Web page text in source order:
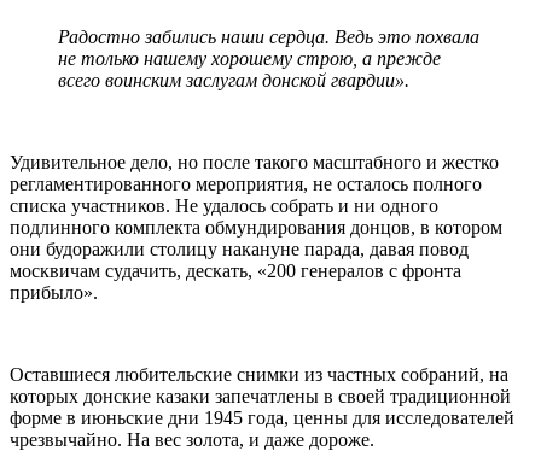
Радостно забились наши сердца. Ведь это похвала
не только нашему хорошему строю, а прежде
всего воинским заслугам донской гвардии».
Удивительное дело, но после такого масштабного и жестко
регламентированного мероприятия, не осталось полного
списка участников. Не удалось собрать и ни одного
подлинного комплекта обмундирования донцов, в котором
они будоражили столицу накануне парада, давая повод
москвичам судачить, дескать, «200 генералов с фронта
прибыло».
Оставшиеся любительские снимки из частных собраний, на
которых донские казаки запечатлены в своей традиционной
форме в июньские дни 1945 года, ценны для исследователей
чрезвычайно. На вес золота, и даже дороже.